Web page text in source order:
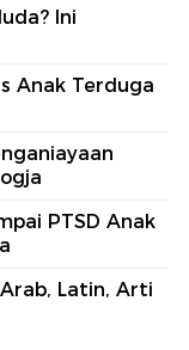
Ini
Anak Terduga
PTSD Anak
Latin, Arti